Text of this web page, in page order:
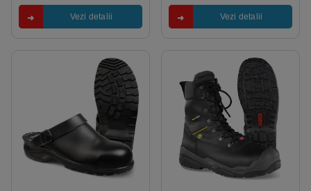
Vezi detalii Vezi detalii